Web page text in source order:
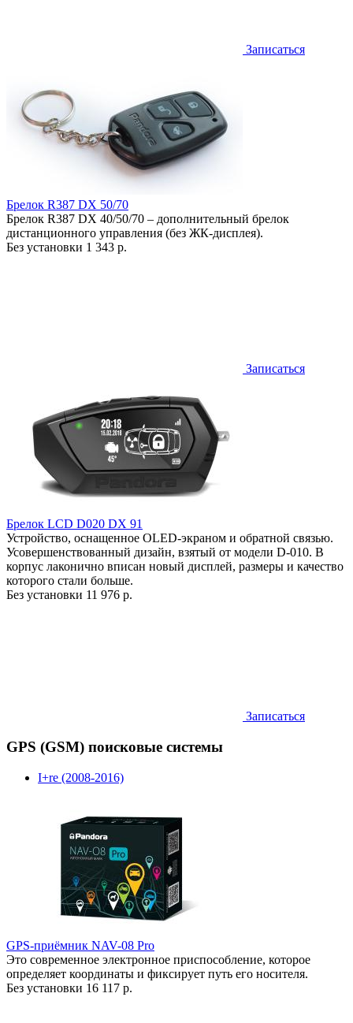
Записаться
Брелок R387 DX 50/70
Брелок R387 DX 40/50/70 – дополнительный брелок
дистанционного управления (без ЖК-дисплея).
Без установки 1 343 р.
Записаться
Брелок LCD D020 DX 91
Устройство, оснащенное OLED-экраном и обратной связью.
Усовершенствованный дизайн, взятый от модели D-010. В
корпус лаконично вписан новый дисплей, размеры и качество
которого стали больше.
Без установки 11 976 р.
Записаться
GPS (GSM) поисковые системы
I+re (2008-2016)
GPS-приёмник NAV-08 Pro
Это современное электронное приспособление, которое
определяет координаты и фиксирует путь его носителя.
Без установки 16 117 р.